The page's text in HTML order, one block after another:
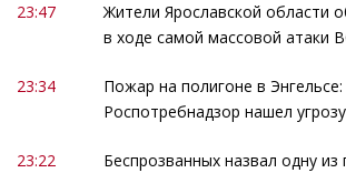
23:47
Жители Ярославской области
в ходе самой массовой атаки
23:34
Пожар на полигоне в Энгельсе:
Роспотребнадзор нашел
23:22
Беспрозванных назвал одну из